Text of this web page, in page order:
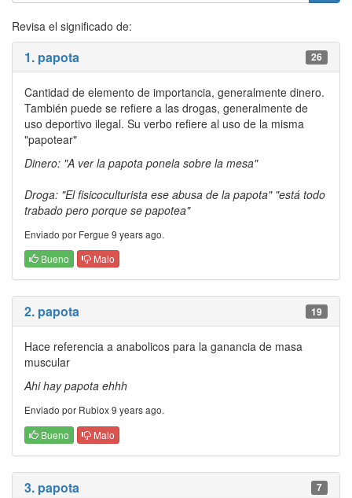
Revisa el significado de:
1. papota 26
Cantidad de elemento de importancia, generalmente dinero.
También puede se refiere a las drogas, generalmente de
uso deportivo ilegal. Su verbo refiere al uso de la misma
"papotear"
Dinero: "A ver la papota ponela sobre la mesa"
Droga: "El fisicoculturista ese abusa de la papota" "está todo
trabado pero porque se papotea"
Enviado por Fergue 9 years ago.
Bueno
Malo
2. papota 19
Hace referencia a anabolicos para la ganancia de masa
muscular
Ahi hay papota ehhh
Enviado por Rubiox 9 years ago.
Bueno
Malo
3. papota 7